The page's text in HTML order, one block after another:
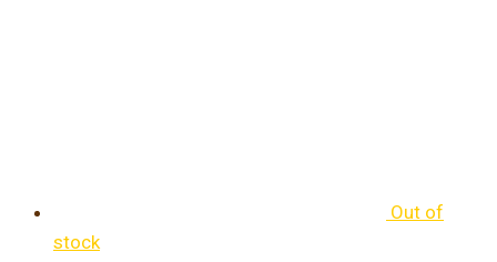
Out of
stock